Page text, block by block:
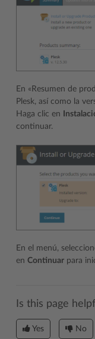
En «Resumen de
Plesk, así como la
Haga clic en
continuar.
En el menú,
en Continuar para
Is this page
Yes No